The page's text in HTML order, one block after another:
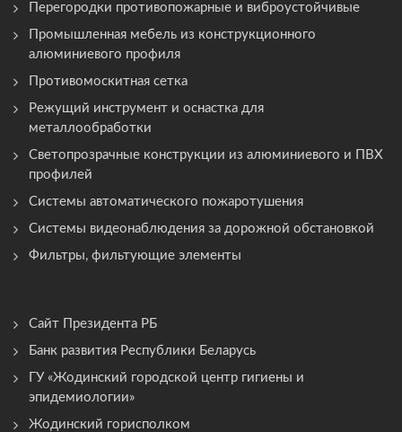
Перегородки противопожарные и виброустойчивые
Промышленная мебель из конструкционного
алюминиевого профиля
Противомоскитная сетка
Режущий инструмент и оснастка для
металлообработки
Светопрозрачные конструкции из алюминиевого и ПВХ
профилей
Системы автоматического пожаротушения
Системы видеонаблюдения за дорожной обстановкой
Фильтры, фильтующие элементы
Сайт Президента РБ
Банк развития Республики Беларусь
ГУ «Жодинский городской центр гигиены и
эпидемиологии»
Жодинский горисполком